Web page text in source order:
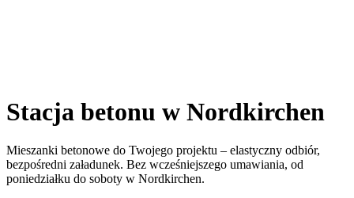
Stacja betonu w Nordkirchen
Mieszanki betonowe do Twojego projektu – elastyczny odbiór,
bezpośredni załadunek. Bez wcześniejszego umawiania, od
poniedziałku do soboty w Nordkirchen.